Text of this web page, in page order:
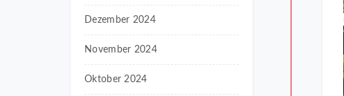
Dezember 2024
November 2024
Oktober 2024